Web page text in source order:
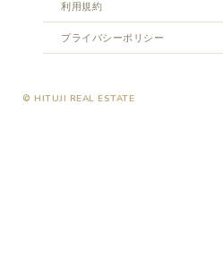
利用規約
プライバシーポリシー
© HITUJI REAL ESTATE